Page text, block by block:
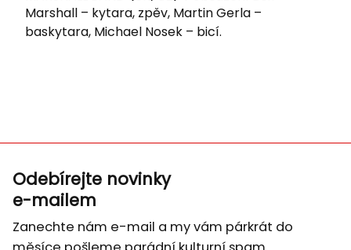
Marshall – kytara, zpěv, Martin Gerla –
baskytara, Michael Nosek – bicí.
Odebírejte novinky
e-mailem
Zanechte nám e-mail a my vám párkrát do